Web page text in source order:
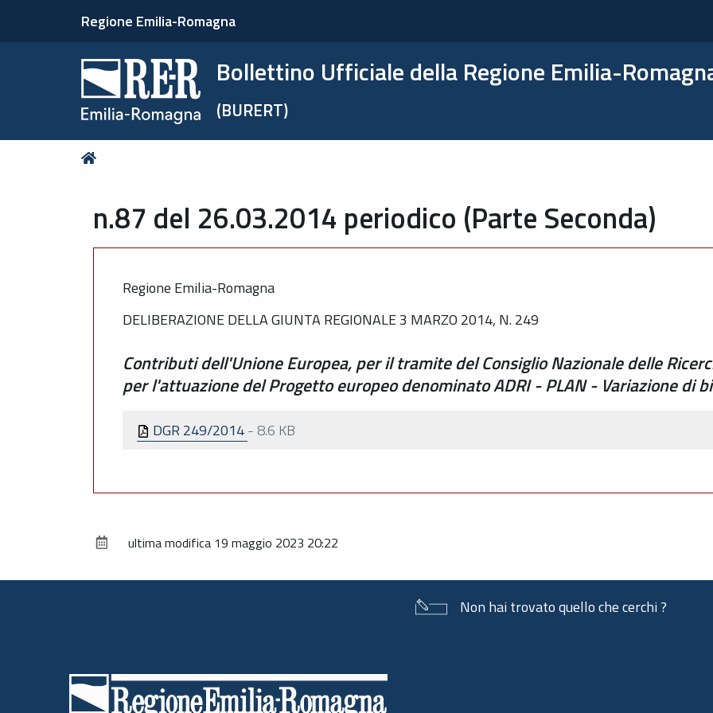
Regione Emilia-Romagna
Bollettino Ufficiale della Regione Emilia-
(BURERT)
Tu
n.87 del 26.03.2014 periodico (Parte Seconda)
Regione Emilia-Romagna
DELIBERAZIONE DELLA GIUNTA REGIONALE 3 MARZO 2014, N. 249
Contributi dell'Unione Europea, per il tramite del Consiglio Nazionale delle
per l'attuazione del Progetto europeo denominato ADRI - PLAN - Variazione di
DGR 249/2014- 8.6 KB
ultima modifica 19 maggio 2023 20:22
Non hai trovato quello che cerchi ?